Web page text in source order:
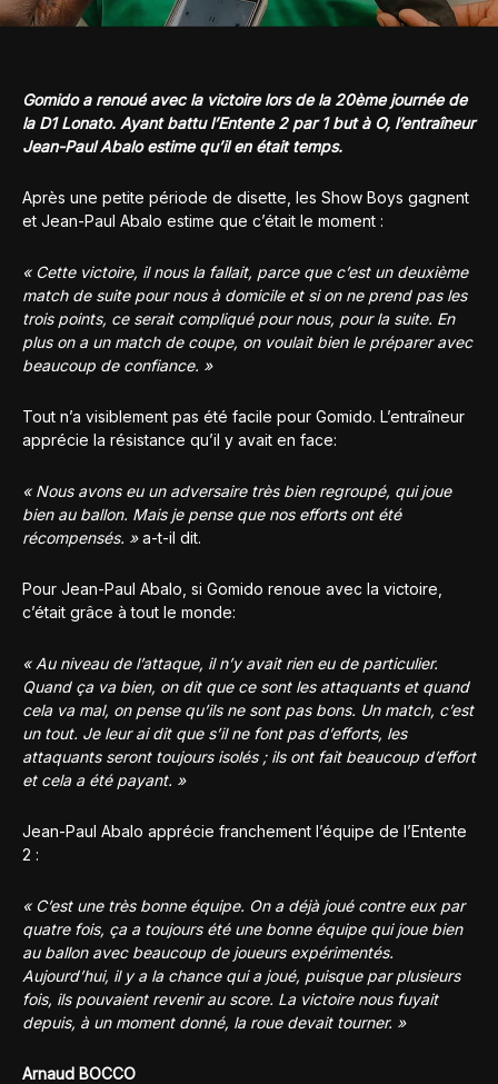
Gomido a renoué avec la victoire lors de la 20ème journée de
la D1 Lonato. Ayant battu l’Entente 2 par 1 but à O, l’entraîneur
Jean-Paul Abalo estime qu’il en était temps.
Après une petite période de disette, les Show Boys gagnent
et Jean-Paul Abalo estime que c’était le moment :
« Cette victoire, il nous la fallait, parce que c’est un deuxième
match de suite pour nous à domicile et si on ne prend pas les
trois points, ce serait compliqué pour nous, pour la suite. En
plus on a un match de coupe, on voulait bien le préparer avec
beaucoup de confiance. »
Tout n’a visiblement pas été facile pour Gomido. L’entraîneur
apprécie la résistance qu’il y avait en face:
« Nous avons eu un adversaire très bien regroupé, qui joue
bien au ballon. Mais je pense que nos efforts ont été
récompensés. »a-t-il dit.
Pour Jean-Paul Abalo, si Gomido renoue avec la victoire,
c’était grâce à tout le monde:
« Au niveau de l’attaque, il n’y avait rien eu de particulier.
Quand ça va bien, on dit que ce sont les attaquants et quand
cela va mal, on pense qu’ils ne sont pas bons. Un match, c’est
un tout. Je leur ai dit que s’il ne font pas d’efforts, les
attaquants seront toujours isolés ; ils ont fait beaucoup d’effort
et cela a été payant. »
Jean-Paul Abalo apprécie franchement l’équipe de l’Entente
2 :
« C’est une très bonne équipe. On a déjà joué contre eux par
quatre fois, ça a toujours été une bonne équipe qui joue bien
au ballon avec beaucoup de joueurs expérimentés.
Aujourd’hui, il y a la chance qui a joué, puisque par plusieurs
fois, ils pouvaient revenir au score. La victoire nous fuyait
depuis, à un moment donné, la roue devait tourner. »
Arnaud BOCCO